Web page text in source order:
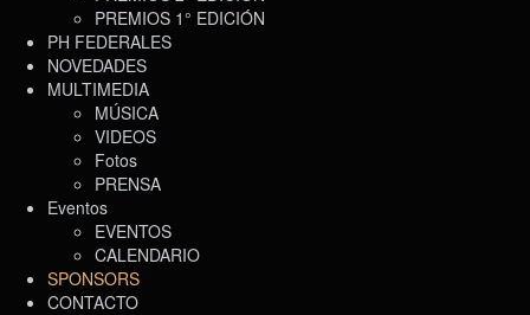
PREMIOS 1° EDICIÓN
PH FEDERALES
NOVEDADES
MULTIMEDIA
MÚSICA
VIDEOS
Fotos
PRENSA
Eventos
EVENTOS
CALENDARIO
SPONSORS
CONTACTO